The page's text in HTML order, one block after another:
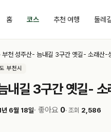
홈 코스 추천 여행 둘레
· 부천 성주산- 늠내길 3구간 옛길- 소래산-
부천시
내길 3구간 옛길-
6월 18일· 좋아요 0· 조회 2,586